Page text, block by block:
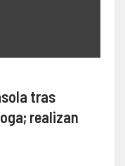
tras
realizan